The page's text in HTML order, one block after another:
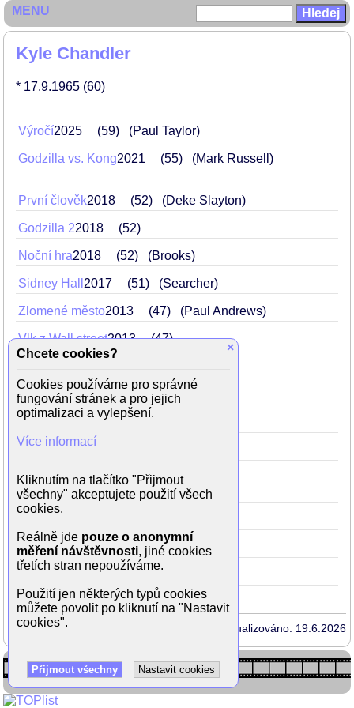
Kyle Chandler
* 17.9.1965 (60)
Výročí2025 59 (Paul Taylor)
Godzilla vs. Kong2021 55 (Mark Russell)
První člověk2018 52 (Deke Slayton)
Godzilla 22018 52
Noční hra2018 52 (Brooks)
Sidney Hall 2017 51 (Searcher)
Zlomené město2013 47 (Paul Andrews)
Vlk z Wall street2013
47
(agent Patrick Denham)
30 minut po půlnoci 2012
46
(Joseph Bradley)
Argo 46 (Hamilton Jordan)
Super 82011
Den, kdy se zastavila Země2008
(John Driscoll)
King Kong2005 39 (Bruce Baxter)
30
Aktualizováno: 19.6.2026
MENU
×
Chcete cookies?
Cookies používáme pro správné
fungování stránek a pro jejich
optimalizaci a vylepšení.
Více informací
Kliknutím na tlačítko "Přijmout
všechny" akceptujete použití všech
cookies.
Reálně jde pouze o anonymní
měření návštěvnosti, jiné cookies
třetích stran nepoužíváme.
Použití jen některých typů cookies
můžete povolit po kliknutí na "Nastavit
cookies".
Přijmout všechny Nastavit cookies